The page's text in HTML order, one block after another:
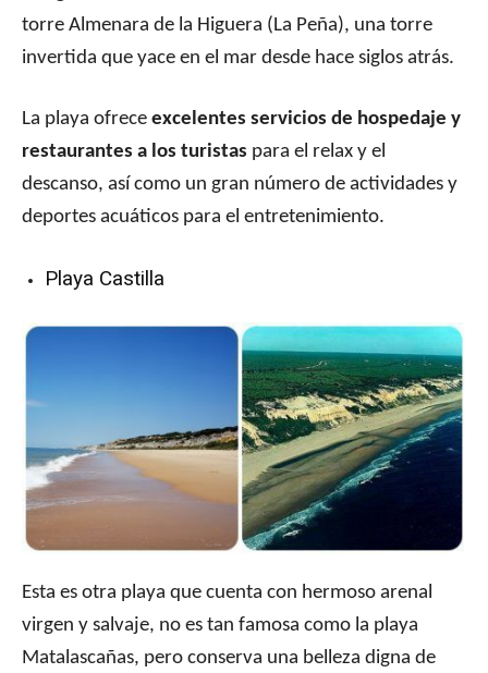
torre Almenara de la Higuera (La Peña), una torre
invertida que yace en el mar desde hace siglos atrás.
La playa ofrece excelentes servicios de hospedaje y
restaurantes a los turistas para el relax y el
descanso, así como un gran número de actividades y
deportes acuáticos para el entretenimiento.
Playa Castilla
Esta es otra playa que cuenta con hermoso arenal
virgen y salvaje, no es tan famosa como la playa
Matalascañas, pero conserva una belleza digna de